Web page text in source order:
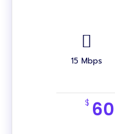
15 Mbps
$